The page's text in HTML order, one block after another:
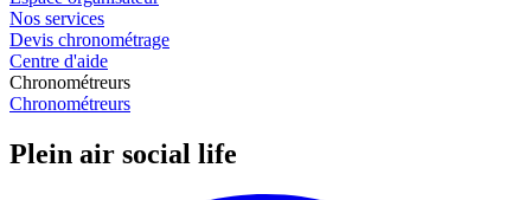
Nos services
Devis chronométrage
Centre d'aide
Chronométreurs
Chronométreurs
Plein air social life